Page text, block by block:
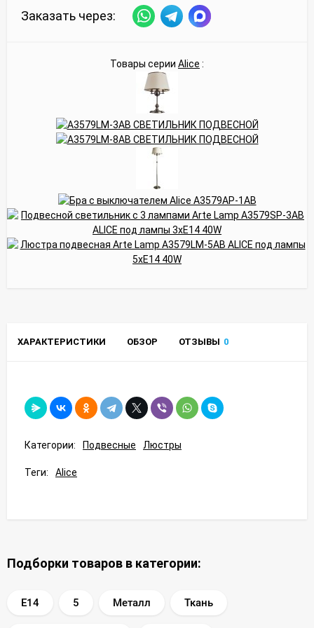
Заказать через:
Товары серии Alice :
ХАРАКТЕРИСТИКИ ОБЗОР ОТЗЫВЫ 0
Категории: Подвесные Люстры
Теги: Alice
Подборки товаров в категории:
E14 5 Металл Ткань